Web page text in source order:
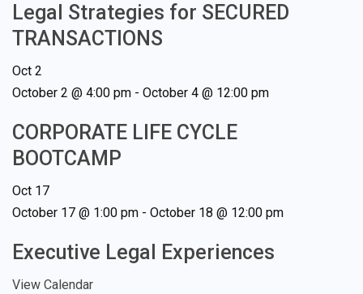
Legal Strategies for SECURED
TRANSACTIONS
Oct 2
October 2 @ 4:00 pm - October 4 @ 12:00 pm
CORPORATE LIFE CYCLE
BOOTCAMP
Oct 17
October 17 @ 1:00 pm - October 18 @ 12:00 pm
Executive Legal Experiences
View Calendar